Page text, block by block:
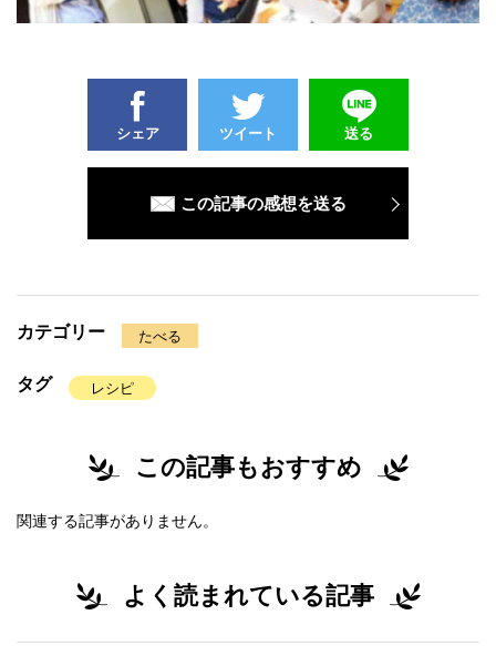
シェア ツイート 送る
この記事の感想を送る
カテゴリー たべる
タグ レシピ
この記事もおすすめ
関連する記事がありません。
よく読まれている記事